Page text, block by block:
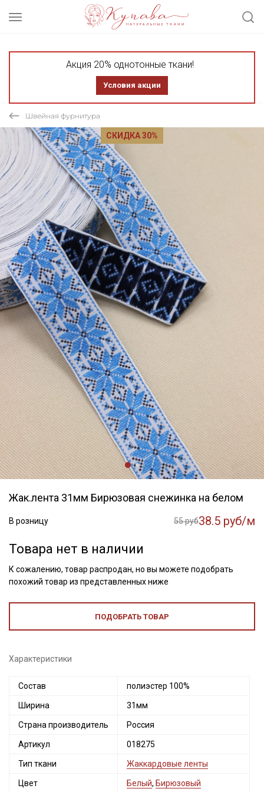
Акция 20% однотонные ткани!
Условия акции
Швейная фурнитура
СКИДКА 30%
Жак.лента 31мм Бирюзовая снежинка на белом
В розницу 55 руб38.5 руб/м
Товара нет в наличии
К сожалению, товар распродан, но вы можете подобрать
похожий товар из представленных ниже
ПОДОБРАТЬ ТОВАР
Характеристики
Состав полиэстер 100%
Ширина 31мм
Страна производитель Россия
Артикул 018275
Тип ткани Жаккардовые ленты
Цвет Белый, Бирюзовый
Секретная рассылка от Купава
Мы публикуем здесь дополнительные
категории тканей